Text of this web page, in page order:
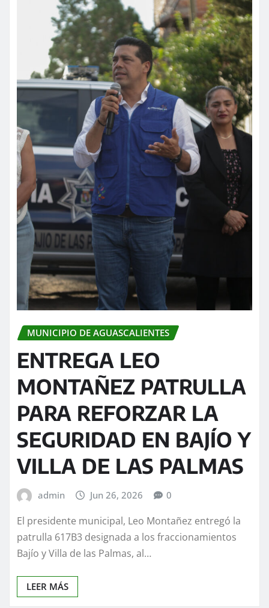
MUNICIPIO DE AGUASCALIENTES
ENTREGA LEO
MONTAÑEZ PATRULLA
PARA REFORZAR LA
SEGURIDAD EN BAJÍO Y
VILLA DE LAS PALMAS
admin Jun 26, 2026 0
El presidente municipal, Leo Montañez entregó la
patrulla 617B3 designada a los fraccionamientos
Bajío y Villa de las Palmas, al…
LEER MÁS